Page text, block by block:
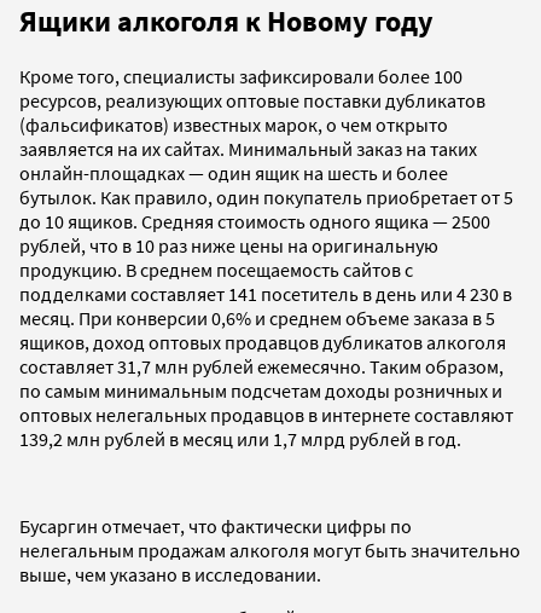
Ящики алкоголя к Новому году
Кроме того, специалисты зафиксировали более 100
ресурсов, реализующих оптовые поставки дубликатов
(фальсификатов) известных марок, о чем открыто
заявляется на их сайтах. Минимальный заказ на таких
онлайн-площадках — один ящик на шесть и более
бутылок. Как правило, один покупатель приобретает от 5
до 10 ящиков. Средняя стоимость одного ящика — 2500
рублей, что в 10 раз ниже цены на оригинальную
продукцию. В среднем посещаемость сайтов с
подделками составляет 141 посетитель в день или 4 230 в
месяц. При конверсии 0,6% и среднем объеме заказа в 5
ящиков, доход оптовых продавцов дубликатов алкоголя
составляет 31,7 млн рублей ежемесячно. Таким образом,
по самым минимальным подсчетам доходы розничных и
оптовых нелегальных продавцов в интернете составляют
139,2 млн рублей в месяц или 1,7 млрд рублей в год.
Бусаргин отмечает, что фактически цифры по
нелегальным продажам алкоголя могут быть значительно
выше, чем указано в исследовании.